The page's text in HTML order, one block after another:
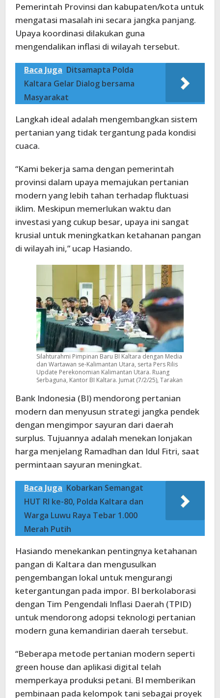
Pemerintah Provinsi dan kabupaten/kota untuk
mengatasi masalah ini secara jangka panjang.
Upaya koordinasi dilakukan guna
mengendalikan inflasi di wilayah tersebut.
Baca Juga Ditsamapta Polda
Kaltara Gelar Dialog bersama
Masyarakat
Langkah ideal adalah mengembangkan sistem
pertanian yang tidak tergantung pada kondisi
cuaca.
“Kami bekerja sama dengan pemerintah
provinsi dalam upaya memajukan pertanian
modern yang lebih tahan terhadap fluktuasi
iklim. Meskipun memerlukan waktu dan
investasi yang cukup besar, upaya ini sangat
krusial untuk meningkatkan ketahanan pangan
di wilayah ini,” ucap Hasiando.
Silahturahmi Pimpinan Baru BI Kaltara dengan Media
dan Wartawan se-Kalimantan Utara, serta Pers Rilis
Update Perekonomian Kalimantan Utara. Ruang
Serbaguna, Kantor BI Kaltara. Jumat (7/2/25), Tarakan
Bank Indonesia (BI) mendorong pertanian
modern dan menyusun strategi jangka pendek
dengan mengimpor sayuran dari daerah
surplus. Tujuannya adalah menekan lonjakan
harga menjelang Ramadhan dan Idul Fitri, saat
permintaan sayuran meningkat.
Baca Juga Kobarkan Semangat
HUT RI ke-80, Polda Kaltara dan
Warga Luwu Raya Tebar 1.000
Merah Putih
Hasiando menekankan pentingnya ketahanan
pangan di Kaltara dan mengusulkan
pengembangan lokal untuk mengurangi
ketergantungan pada impor. BI berkolaborasi
dengan Tim Pengendali Inflasi Daerah (TPID)
untuk mendorong adopsi teknologi pertanian
modern guna kemandirian daerah tersebut.
“Beberapa metode pertanian modern seperti
green house dan aplikasi digital telah
memperkaya produksi petani. BI memberikan
pembinaan pada kelompok tani sebagai proyek